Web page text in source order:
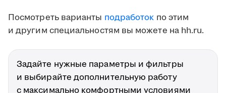
Посмотреть варианты подработок по этим
и другим специальностям вы можете на hh.ru.
Задайте нужные параметры и фильтры
и выбирайте дополнительную работу
с максимально комфортными условиями